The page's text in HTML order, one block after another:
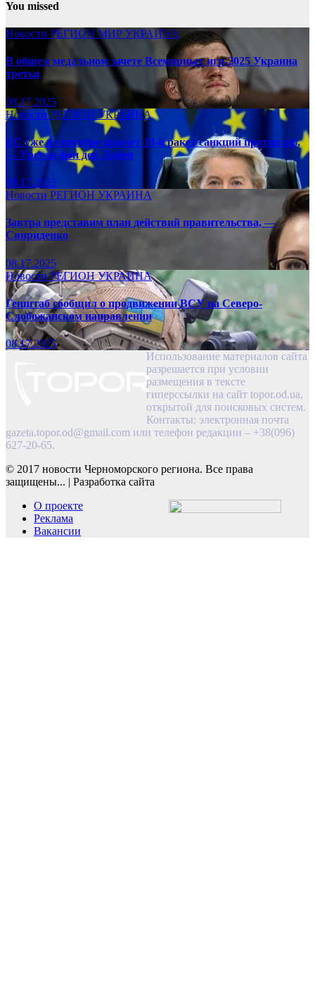
You missed
Новости РЕГИОНМИР УКРАИНА
В общем медальном зачете Всемирных игр-2025 Украина
третья
08.17.2025
НовостиРЕГИОНУКРАИНА
ЕС уже в сентябре примет 19-й ракет санкций против рф,
— Урсула фон дер Ляйен
08.17.2025
Новости РЕГИОН УКРАИНА
Завтра представим план действий правительства, —
Свириденко
08.17.2025
НовостиРЕГИОНУКРАИНА
Генштаб сообщил о продвижении ВСУ на Северо-
Слобожанском направлении
08.17.2025
Использование материалов сайта
разрешается при условии
размещения в тексте
гиперссылки на сайт topor.od.ua,
открытой для поисковых систем.
Контакты: электронная почта
gazeta.topor.od@gmail.com или телефон редакции – +38(096)
627-20-65.
© 2017 новости Черноморского региона. Все права
защищены... | Разработка сайта
О проекте
Реклама
Вакансии